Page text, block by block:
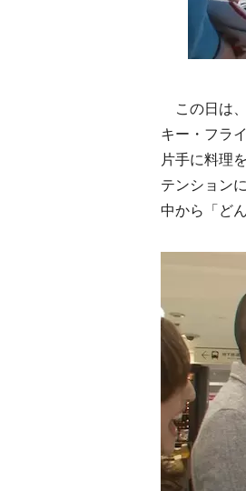
この日は
キー・フラ
片手に料理
テンション
中から「ど